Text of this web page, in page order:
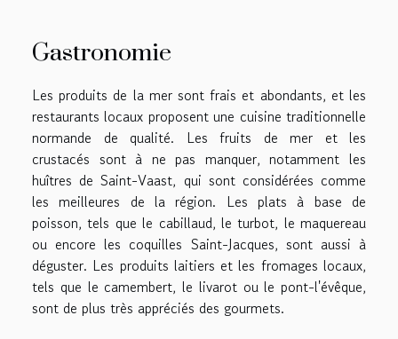
Gastronomie
Les produits de la mer sont frais et abondants, et les
restaurants locaux proposent une cuisine traditionnelle
normande de qualité. Les fruits de mer et les
crustacés sont à ne pas manquer, notamment les
huîtres de Saint-Vaast, qui sont considérées comme
les meilleures de la région. Les plats à base de
poisson, tels que le cabillaud, le turbot, le maquereau
ou encore les coquilles Saint-Jacques, sont aussi à
déguster. Les produits laitiers et les fromages locaux,
tels que le camembert, le livarot ou le pont-l'évêque,
sont de plus très appréciés des gourmets.